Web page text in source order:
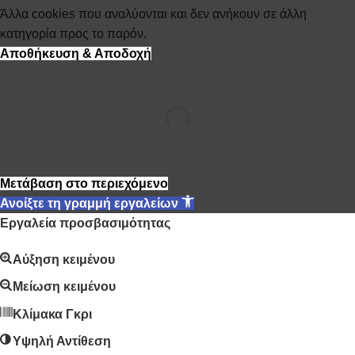
Άλλα cookies που αναλύονται και δεν ανήκουν σε άλλη
κατηγορία προς το παρόν.
Αποθήκευση & Αποδοχή
Μετάβαση στο περιεχόμενο
Ανοίξτε τη γραμμή εργαλείων
Εργαλεία προσβασιμότητας
Αύξηση κειμένου
Μείωση κειμένου
Κλίμακα Γκρι
Υψηλή Αντίθεση